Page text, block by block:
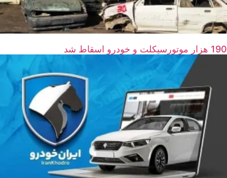
190 هزار موتورسیکلت و خودرو اسقاط شد